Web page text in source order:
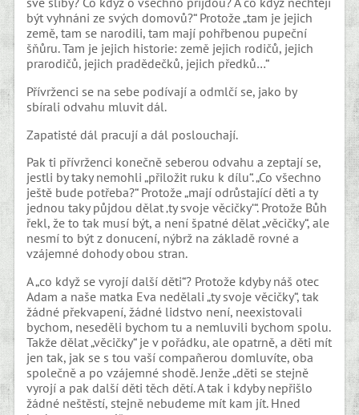
být vyhnáni ze svých domovů?“ Protože „tam je jejich
země, tam se narodili, tam mají pohřbenou pupeční
šňůru. Tam je jejich historie: země jejich rodičů, jejich
prarodičů, jejich pradědečků, jejich předků…“
Přívrženci se na sebe podívají a odmlčí se, jako by
sbírali odvahu mluvit dál.
Zapatisté dál pracují a dál poslouchají.
Pak ti přívrženci konečně seberou odvahu a zeptají se,
jestli by taky nemohli „přiložit ruku k dílu“. „Co všechno
ještě bude potřeba?“ Protože „mají odrůstající děti a ty
jednou taky půjdou dělat ‚ty svoje věcičky‘“. Protože Bůh
řekl, že to tak musí být, a není špatné dělat „věcičky“, ale
nesmí to být z donucení, nýbrž na základě rovné a
vzájemné dohody obou stran.
A „co když se vyrojí další děti“? Protože kdyby náš otec
Adam a naše matka Eva nedělali „ty svoje věcičky“, tak
žádné překvapení, žádné lidstvo není, neexistovali
bychom, neseděli bychom tu a nemluvili bychom spolu.
Takže dělat „věcičky“ je v pořádku, ale opatrně, a děti mít
jen tak, jak se s tou vaší compañerou domluvíte, oba
společně a po vzájemné shodě. Jenže „děti se stejně
vyrojí a pak další děti těch dětí. A tak i kdyby nepřišlo
žádné neštěstí, stejně nebudeme mít kam jít. Hned